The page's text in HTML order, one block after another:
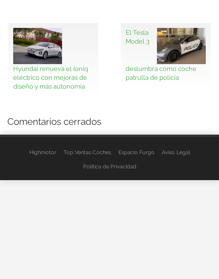
Hyundai renueva el Ioniq
eléctrico con mejoras de
diseño y más autonomía
El Tesla
Model 3
deslumbra como coche
patrulla de policía
Comentarios cerrados
Highmotor Top Ventas Coches Espacio Furgo Aviso Legal
Política de Privacidad